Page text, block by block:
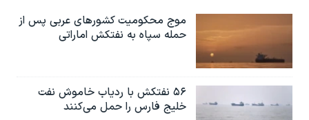
موج محکومیت کشورهای عربی پس از
حمله سپاه به نفتکش اماراتی
۵۶ نفتکش با ردیاب خاموش نفت
خلیج فارس را حمل می‌کنند